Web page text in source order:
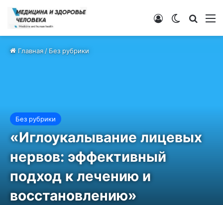
Switch skin
Войти
Главная/Без рубрики
Без рубрики
«Иглоукалывание лицевых
нервов: эффективный
подход к лечению и
восстановлению»